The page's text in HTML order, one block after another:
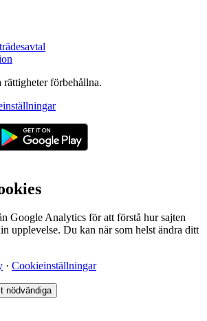
förbehållna.
Google Analytics för att förstå hur sajten
upplevelse. Du kan när som helst ändra ditt
· Cookieinställningar
nödvändiga